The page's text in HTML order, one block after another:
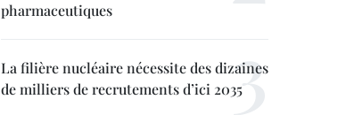
pharmaceutiques
La filière nucléaire nécessite des dizaines
de milliers de recrutements d’ici 2035